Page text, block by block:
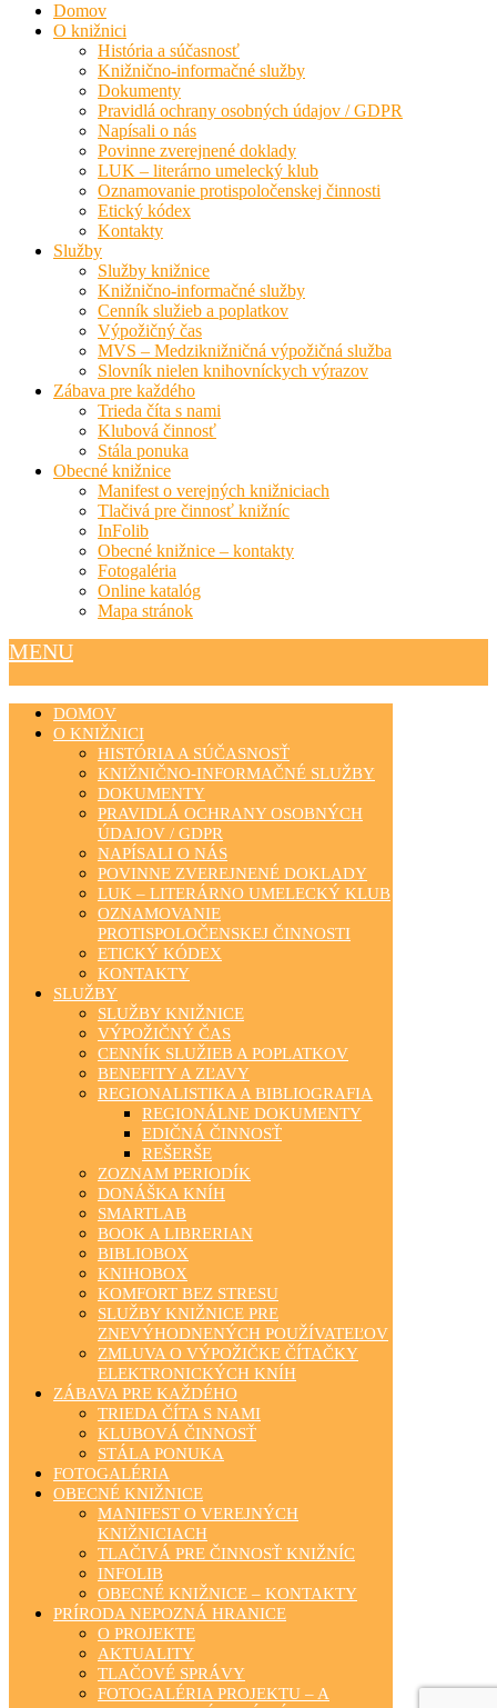
Domov
O knižnici
História a súčasnosť
Knižnično-informačné služby
Dokumenty
Pravidlá ochrany osobných údajov / GDPR
Napísali o nás
Povinne zverejnené doklady
LUK – literárno umelecký klub
Oznamovanie protispoločenskej činnosti
Etický kódex
Kontakty
Služby
Služby knižnice
Knižnično-informačné služby
Cenník služieb a poplatkov
Výpožičný čas
MVS – Medziknižničná výpožičná služba
Slovník nielen knihovníckych výrazov
Zábava pre každého
Trieda číta s nami
Klubová činnosť
Stála ponuka
Obecné knižnice
Manifest o verejných knižniciach
Tlačivá pre činnosť knižníc
InFolib
Obecné knižnice – kontakty
Fotogaléria
Online katalóg
Mapa stránok
MENU
DOMOV
O KNIŽNICI
HISTÓRIA A SÚČASNOSŤ
KNIŽNIČNO-INFORMAČNÉ SLUŽBY
DOKUMENTY
PRAVIDLÁ OCHRANY OSOBNÝCH
ÚDAJOV / GDPR
NAPÍSALI O NÁS
POVINNE ZVEREJNENÉ DOKLADY
LUK – LITERÁRNO UMELECKÝ KLUB
OZNAMOVANIE
PROTISPOLOČENSKEJ ČINNOSTI
ETICKÝ KÓDEX
KONTAKTY
SLUŽBY
SLUŽBY KNIŽNICE
VÝPOŽIČNÝ ČAS
CENNÍK SLUŽIEB A POPLATKOV
BENEFITY A ZĽAVY
REGIONALISTIKA A BIBLIOGRAFIA
REGIONÁLNE DOKUMENTY
EDIČNÁ ČINNOSŤ
REŠERŠE
ZOZNAM PERIODÍK
DONÁŠKA KNÍH
SMARTLAB
BOOK A LIBRERIAN
BIBLIOBOX
KNIHOBOX
KOMFORT BEZ STRESU
SLUŽBY KNIŽNICE PRE
ZNEVÝHODNENÝCH POUŽÍVATEĽOV
ZMLUVA O VÝPOŽIČKE ČÍTAČKY
ELEKTRONICKÝCH KNÍH
ZÁBAVA PRE KAŽDÉHO
TRIEDA ČÍTA S NAMI
KLUBOVÁ ČINNOSŤ
STÁLA PONUKA
FOTOGALÉRIA
OBECNÉ KNIŽNICE
MANIFEST O VEREJNÝCH
KNIŽNICIACH
TLAČIVÁ PRE ČINNOSŤ KNIŽNÍC
INFOLIB
OBECNÉ KNIŽNICE – KONTAKTY
PRÍRODA NEPOZNÁ HRANICE
O PROJEKTE
AKTUALITY
TLAČOVÉ SPRÁVY
FOTOGALÉRIA PROJEKTU – A